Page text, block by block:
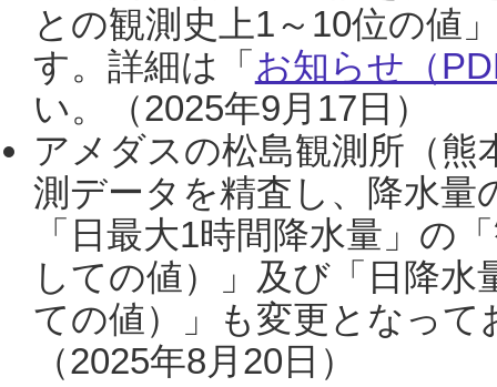
との観測史上1～10位の値
す。詳細は「 お知らせ（
い。（2025年9月17日）
アメダスの松島観測所（熊
測データを精査し、降水
「日最大1時間降水量」の
しての値）」及び「日降
ての値）」も変更となっ
（2025年8月20日）